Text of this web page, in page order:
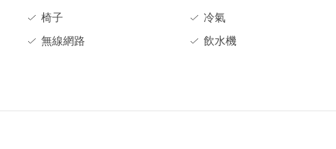
椅子
冷氣
無線網路 飲水機